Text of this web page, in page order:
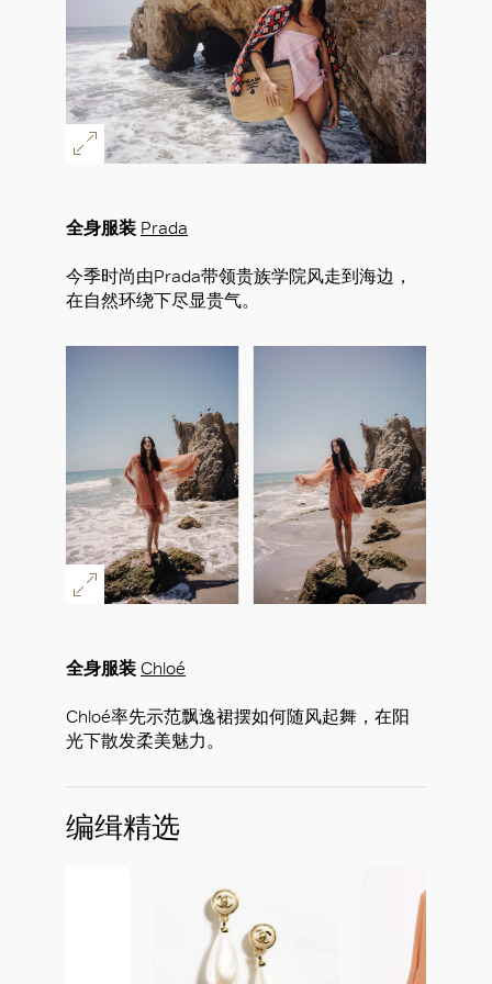
全身服装 Prada
今季时尚由Prada带领贵族学院风走到海边，
在自然环绕下尽显贵气。
全身服装 Chloé
Chloé率先示范飘逸裙摆如何随风起舞，在阳
光下散发柔美魅力。
编缉精选